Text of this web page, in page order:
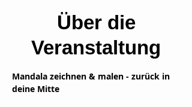
Über die
Veranstaltung
Mandala zeichnen & malen - zurück in
deine Mitte